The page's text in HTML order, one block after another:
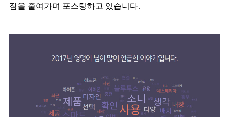
잠을 줄여가며 포스팅하고 있습니다.